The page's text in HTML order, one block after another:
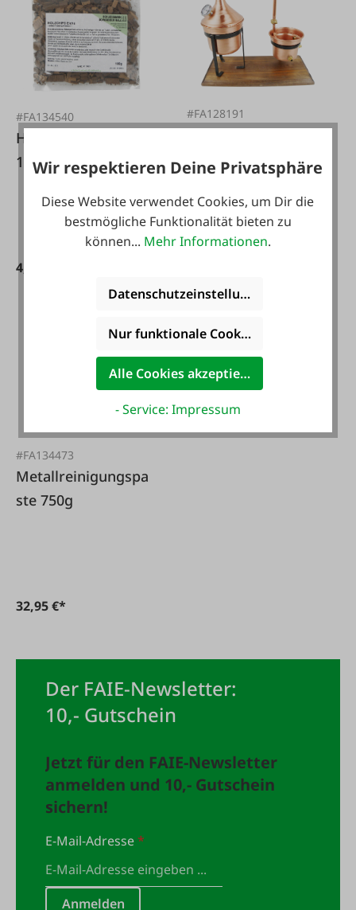
#FA134540
Holzchips Eiche
100g
4,99 €*
#FA128191
Ferrari Group
Destillator Mini aus
#FA134473
Metallreinigungspa
ste 750g
32,95 €*
Der FAIE-Newsletter:
10,- Gutschein
Jetzt für den FAIE-Newsletter
anmelden und 10,- Gutschein
sichern!
E-Mail-Adresse*
Anmelden
Wir respektieren Deine Privatsphäre
Diese Website verwendet Cookies, um Dir die
bestmögliche Funktionalität bieten zu
können... Mehr Informationen.
Datenschutzeinstellungen
Nur funktionale Cookies akzeptieren
Alle Cookies akzeptieren
- Service: Impressum